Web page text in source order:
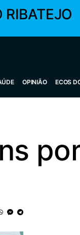
RIBATEJO
OPINIÃO ECOS